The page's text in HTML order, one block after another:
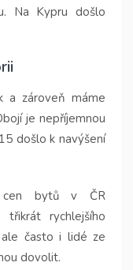
Na Kypru došlo
a zároveň máme
je nepříjemnou
došlo k navýšení
cen bytů v ČR
třikrát rychlejšího
často i lidé ze
dovolit.